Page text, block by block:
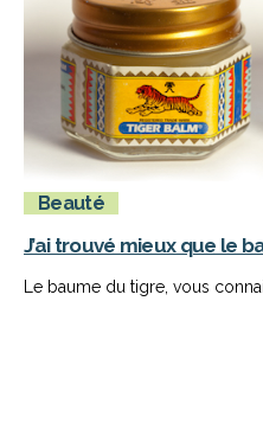
Beauté
J’ai trouvé mieux que le
Le baume du tigre, vous